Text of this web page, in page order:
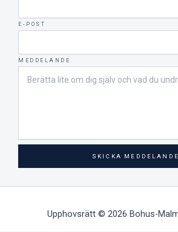
E-POST
MEDDELANDE
SKICKA MEDDELANDE
Upphovsrätt © 2026 Bohus-